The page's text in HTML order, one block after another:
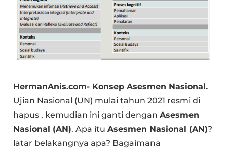
HermanAnis.com- Konsep Asesmen Nasional.
Ujian Nasional (UN) mulai tahun 2021 resmi di
hapus , kemudian ini ganti denganAsesmen
Nasional (AN). Apa ituAsesmen Nasional (AN)?
latar belakangnya apa? Bagaimana